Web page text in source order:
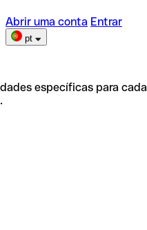
Abrir uma conta Entrar
pt
específicas para cada